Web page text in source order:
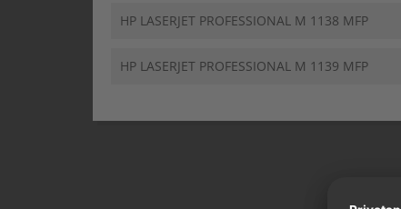
HP LASERJET PROFESSIONAL M 1138 MFP
HP LASERJET PROFESSIONAL M 1139 MFP